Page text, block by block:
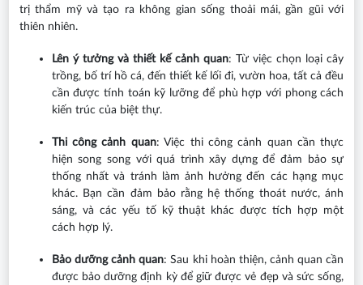
trị thẩm mỹ và tạo ra không gian sống thoải mái, gần gũi với
thiên nhiên.
Lên ý tưởng và thiết kế cảnh quan: Từ việc chọn loại cây
trồng, bố trí hồ cá, đến thiết kế lối đi, vườn hoa, tất cả đều
cần được tính toán kỹ lưỡng để phù hợp với phong cách
kiến trúc của biệt thự.
Thi công cảnh quan: Việc thi công cảnh quan cần thực
hiện song song với quá trình xây dựng để đảm bảo sự
thống nhất và tránh làm ảnh hưởng đến các hạng mục
khác. Bạn cần đảm bảo rằng hệ thống thoát nước, ánh
sáng, và các yếu tố kỹ thuật khác được tích hợp một
cách hợp lý.
Bảo dưỡng cảnh quan: Sau khi hoàn thiện, cảnh quan cần
được bảo dưỡng định kỳ để giữ được vẻ đẹp và sức sống,